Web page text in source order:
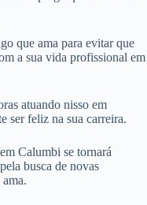
que ama para evitar que
a sua vida profissional em
atuando nisso em
ser feliz na sua carreira.
Calumbi se tornará
busca de novas